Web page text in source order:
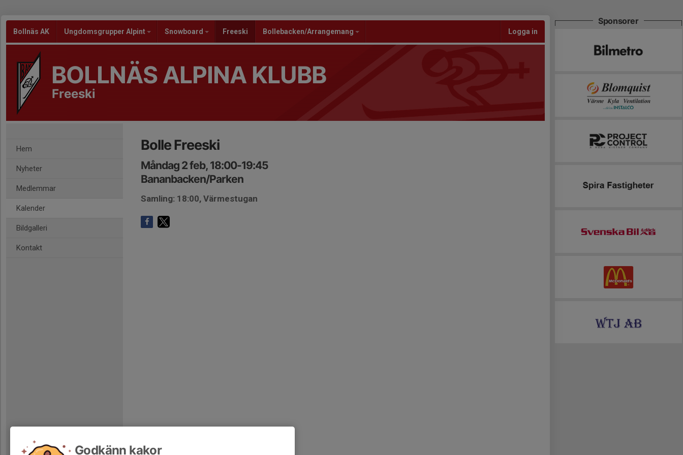
Bollnäs AK Ungdomsgrupper Alpint Snowboard Freeski Bollebacken/Arrangemang Logga in
BOLLNÄS ALPINA KLUBB
Freeski
Hem
Nyheter
Medlemmar
Kalender
Bildgalleri
Kontakt
Bolle Freeski
Måndag 2 feb, 18:00-19:45
Bananbacken/Parken
Samling: 18:00, Värmestugan
Sponsorer
Godkänn kakor